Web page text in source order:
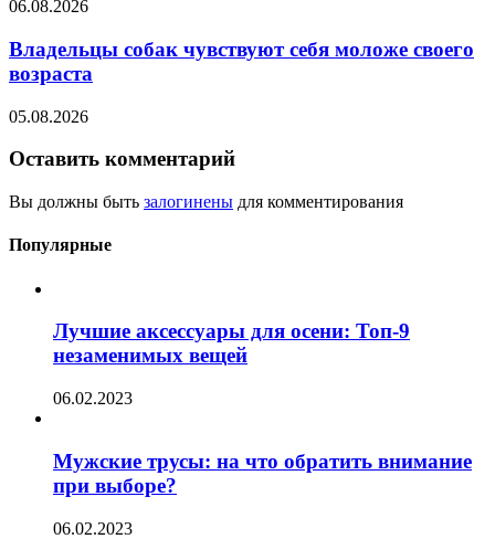
06.08.2026
Владельцы собак чувствуют себя моложе своего
возраста
05.08.2026
Оставить комментарий
Вы должны быть залогинены для комментирования
Популярные
Лучшие аксессуары для осени: Топ-9
незаменимых вещей
06.02.2023
Мужские трусы: на что обратить внимание
при выборе?
06.02.2023